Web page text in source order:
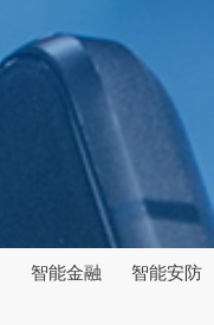
智能金融
智能安防